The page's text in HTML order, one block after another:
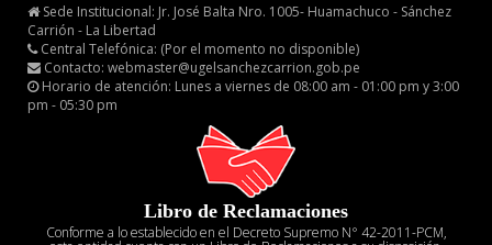
Sede Institucional: Jr. José Balta Nro. 1005- Huamachuco - Sánchez
Carrión - La Libertad
Central Telefónica: (Por el momento no disponible)
Contacto: webmaster@ugelsanchezcarrion.gob.pe
Horario de atención: Lunes a viernes de 08:00 am - 01:00 pm y 3:00
pm - 05:30 pm
Libro de Reclamaciones
Conforme a lo establecido en el Decreto Supremo N° 42-2011-PCM,